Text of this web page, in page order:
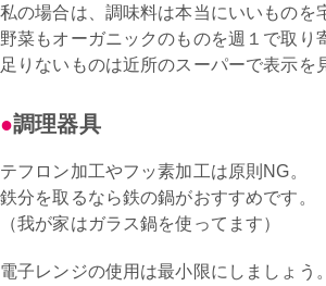
私の場合は、調味料は本当にいいものを
野菜もオーガニックのものを週１で取り
足りないものは近所のスーパーで表示を
調理器具
テフロン加工やフッ素加工は原則NG。
鉄分を取るなら鉄の鍋がおすすめです。
（我が家はガラス鍋を使ってます）
電子レンジの使用は最小限にしましょう。